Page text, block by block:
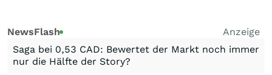
NewsFlash
Anzeige
Saga bei 0,53 CAD: Bewertet der Markt noch immer
nur die Hälfte der Story?